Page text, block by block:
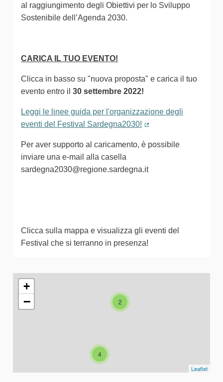
al raggiungimento degli Obiettivi per lo Sviluppo
Sostenibile dell’Agenda 2030.
CARICA IL TUO EVENTO!
Clicca in basso su "nuova proposta" e carica il tuo
evento entro il 30 settembre 2022!
Leggi le linee guida per l'organizzazione degli
eventi del Festival Sardegna2030!
Per aver supporto al caricamento, è possibile
inviare una e-mail alla casella
sardegna2030@regione.sardegna.it
Clicca sulla mappa e visualizza gli eventi del
Festival che si terranno in presenza!
L'elemento seguente è una mappa che presenta gli
2
4
+
−
Leaflet